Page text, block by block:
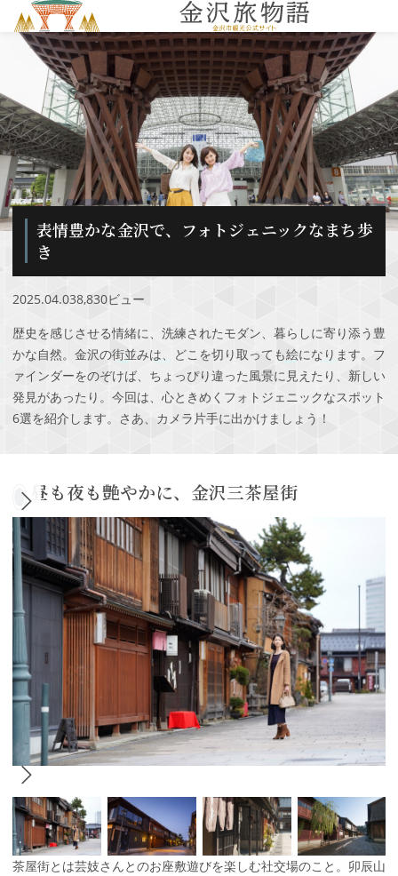
表情豊かな金沢で、フォトジェニックなまち歩
き
歴史を感じさせる情緒に、洗練されたモダン、暮らしに寄り添う豊
かな自然。金沢の街並みは、どこを切り取っても絵になります。フ
ァインダーをのぞけば、ちょっぴり違った風景に見えたり、新しい
発見があったり。今回は、心ときめくフォトジェニックなスポット
6選を紹介します。さあ、カメラ片手に出かけましょう！
2025.04.038,830ビュー
昼も夜も艶やかに、金沢三茶屋街
茶屋街とは芸妓さんとのお座敷遊びを楽しむ社交場のこと。卯辰山